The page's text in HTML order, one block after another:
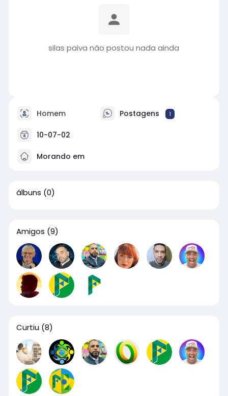
silas paiva não postou nada ainda
Homem Postagens 1
10-07-02
Morando em
álbuns (0)
Amigos (9)
Curtiu (8)